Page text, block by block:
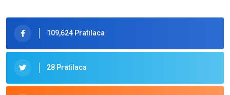
109,624 Pratilaca
28 Pratilaca